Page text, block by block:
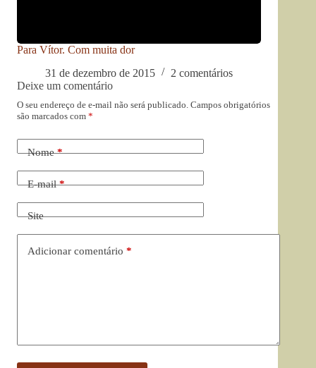
Para Vítor. Com muita dor
31 de dezembro de 2015
2 comentários
Deixe um comentário
O seu endereço de e-mail não será publicado. Campos obrigatórios
são marcados com *
Nome*
E-mail*
Site
Adicionar comentário *